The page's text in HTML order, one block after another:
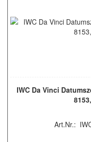
IWC Da Vinci
Art.Nr.: